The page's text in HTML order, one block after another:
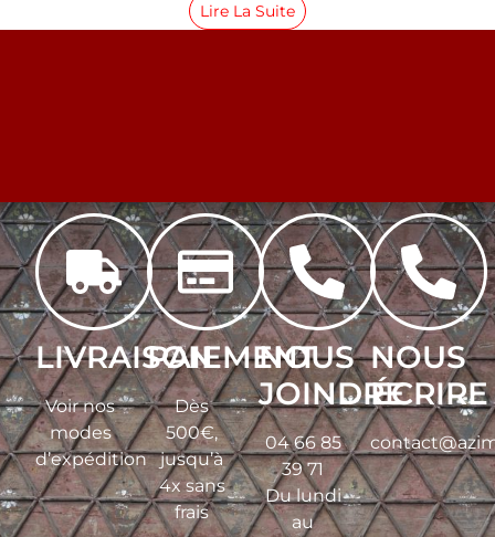
Lire La Suite
LIVRAISON
Voir nos
modes
d’expédition
PAIEMENT
Dès
500€,
jusqu’à
4x sans
frais
NOUS
JOINDRE
04 66 85
39 71
Du lundi
au
NOUS
ÉCRIRE